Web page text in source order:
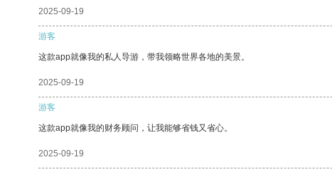
2025-09-19
游客
这款app就像我的私人导游，带我领略世界各地的美景。
2025-09-19
游客
这款app就像我的财务顾问，让我能够省钱又省心。
2025-09-19